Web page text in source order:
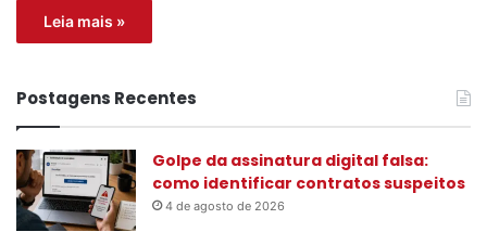
Leia mais »
Postagens Recentes
Golpe da assinatura digital falsa:
como identificar contratos suspeitos
4 de agosto de 2026